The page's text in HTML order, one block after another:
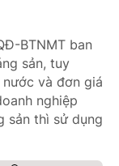
BTNMT ban
sản, tuy
nước và đơn giá
nghiệp
sản thì sử dụng